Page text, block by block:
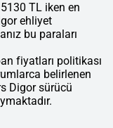
TL iken en
ehliyet
bu paraları
fiyatları politikası
belirlenen
Digor sürücü